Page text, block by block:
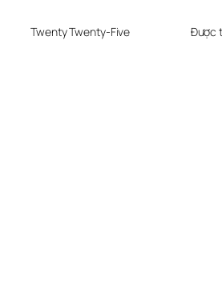
Twenty Twenty-Five Được